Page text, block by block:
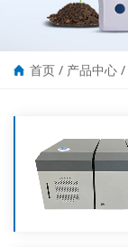
首页 / 产品中心 /